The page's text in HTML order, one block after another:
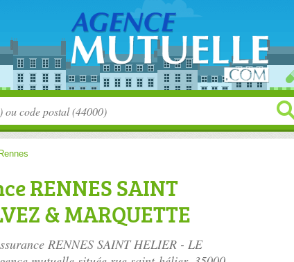
Rennes
RENNES SAINT
& MARQUETTE
RENNES SAINT HELIER - LE